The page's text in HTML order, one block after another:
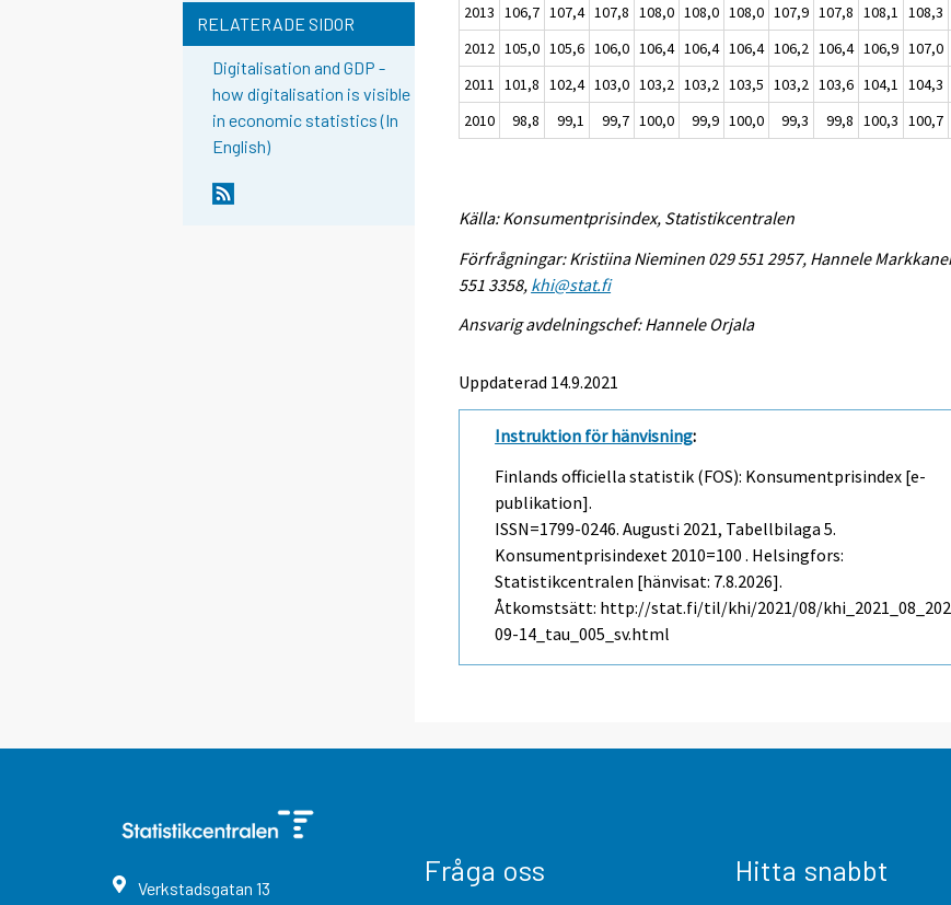
RELATERADE SIDOR
Digitalisation and GDP -
how digitalisation is visible
in economic statistics (In
English)
2013 106,7 107,4 107,8 108,0 108,0 108,0 107,9 107,8 108,1 108,3
2012 105,0 105,6 106,0 106,4 106,4 106,4 106,2 106,4 106,9 107,0
2011 101,8 102,4 103,0 103,2 103,2 103,5 103,2 103,6 104,1 104,3
2010
98,8 99,1 99,7 100,0 99,9 100,0 99,3 99,8 100,3 100,7
Källa: Konsumentprisindex, Statistikcentralen
Förfrågningar: Kristiina Nieminen 029 551 2957, Hannele
551 3358, khi@stat.fi
Ansvarig avdelningschef: Hannele Orjala
Uppdaterad 14.9.2021
Instruktion för hänvisning:
Finlands officiella statistik (FOS): Konsumentprisindex [e-
publikation].
ISSN=1799-0246.Augusti 2021, Tabellbilaga 5.
Konsumentprisindexet 2010=100 . Helsingfors:
Statistikcentralen [hänvisat: 7.8.2026].
Åtkomstsätt: http://stat.fi/til/khi/2021/08/
09-14_tau_005_sv.html
Verkstadsgatan 13
Fråga oss Hitta snabbt